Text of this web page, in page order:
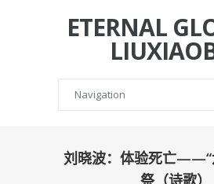
ETERNAL
刘晓波：体验死亡——“
祭（诗歌）